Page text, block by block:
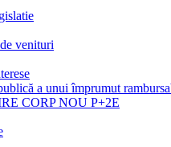
venituri
a unui împrumut
CORP NOU P+2E